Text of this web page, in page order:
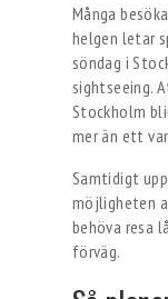
Många
helgen letar
söndag i
sightseeing.
Stockholm
mer än ett
Samtidigt
möjligheten
behöva resa
förväg.